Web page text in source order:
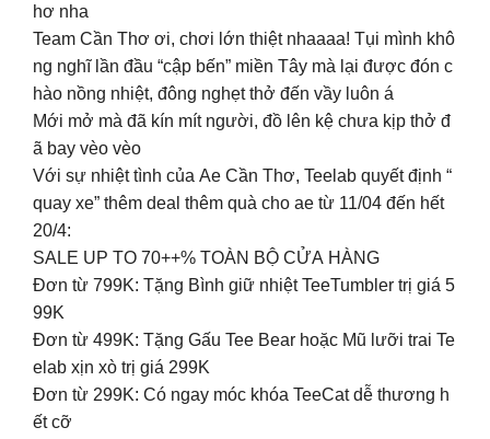
hơ nha
Team Cần Thơ ơi, chơi lớn thiệt nhaaaa! Tụi mình khô
ng nghĩ lần đầu “cập bến” miền Tây mà lại được đón c
hào nồng nhiệt, đông nghẹt thở đến vầy luôn á
Mới mở mà đã kín mít người, đồ lên kệ chưa kịp thở đ
ã bay vèo vèo
Với sự nhiệt tình của Ae Cần Thơ, Teelab quyết định “
quay xe” thêm deal thêm quà cho ae từ 11/04 đến hết
20/4:
SALE UP TO 70++% TOÀN BỘ CỬA HÀNG
Đơn từ 799K: Tặng Bình giữ nhiệt TeeTumbler trị giá 5
99K
Đơn từ 499K: Tặng Gấu Tee Bear hoặc Mũ lưỡi trai Te
elab xịn xò trị giá 299K
Đơn từ 299K: Có ngay móc khóa TeeCat dễ thương h
ết cỡ